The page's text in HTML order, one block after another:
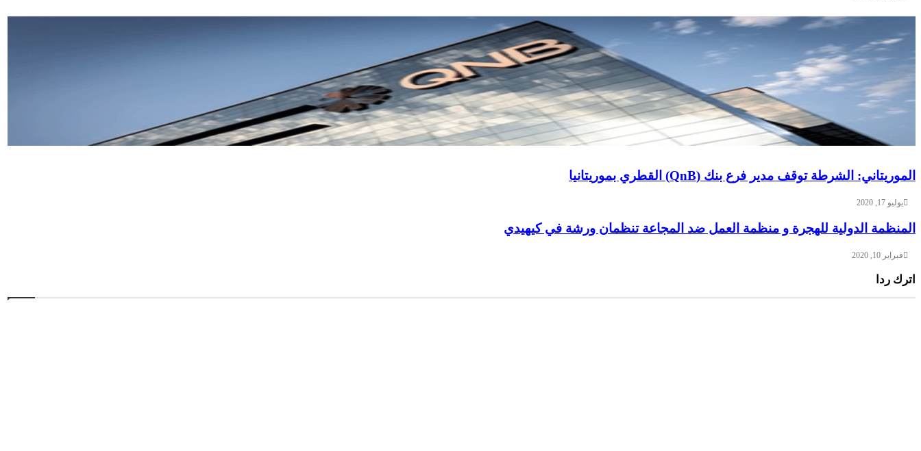
الموريتاني: الشرطة توقف مدير فرع بنك (QnB) القطري بموريتانيا
يوليو 17, 2020
المنظمة الدولية للهجرة و منظمة العمل ضد المجاعة تنظمان ورشة في كيهيدي
فبراير 10, 2020
اترك ردا